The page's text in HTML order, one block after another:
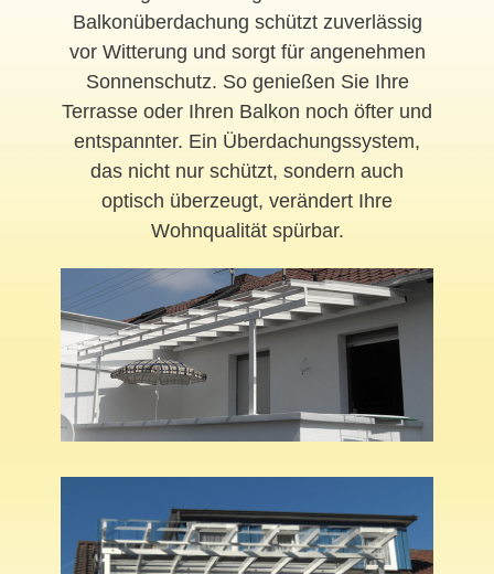
Balkonüberdachung schützt zuverlässig
vor Witterung und sorgt für angenehmen
Sonnenschutz. So genießen Sie Ihre
Terrasse oder Ihren Balkon noch öfter und
entspannter. Ein Überdachungssystem,
das nicht nur schützt, sondern auch
optisch überzeugt, verändert Ihre
Wohnqualität spürbar.